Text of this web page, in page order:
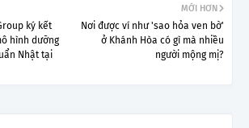
MỚI HƠN
Nơi được ví như 'sao hỏa ven bờ'
ở Khánh Hòa có gì mà nhiều
người mộng mị?
ký kết
hình dưỡng
Nhật tại